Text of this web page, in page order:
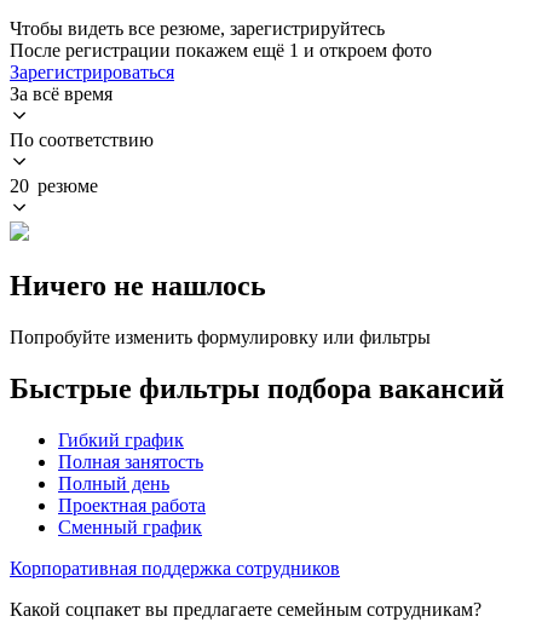
Чтобы видеть все резюме, зарегистрируйтесь
После регистрации покажем ещё 1 и откроем фото
Зарегистрироваться
За всё время
По соответствию
20 резюме
Ничего не нашлось
Попробуйте изменить формулировку или фильтры
Быстрые фильтры подбора вакансий
Гибкий график
Полная занятость
Полный день
Проектная работа
Сменный график
Корпоративная поддержка сотрудников
Какой соцпакет вы предлагаете семейным сотрудникам?